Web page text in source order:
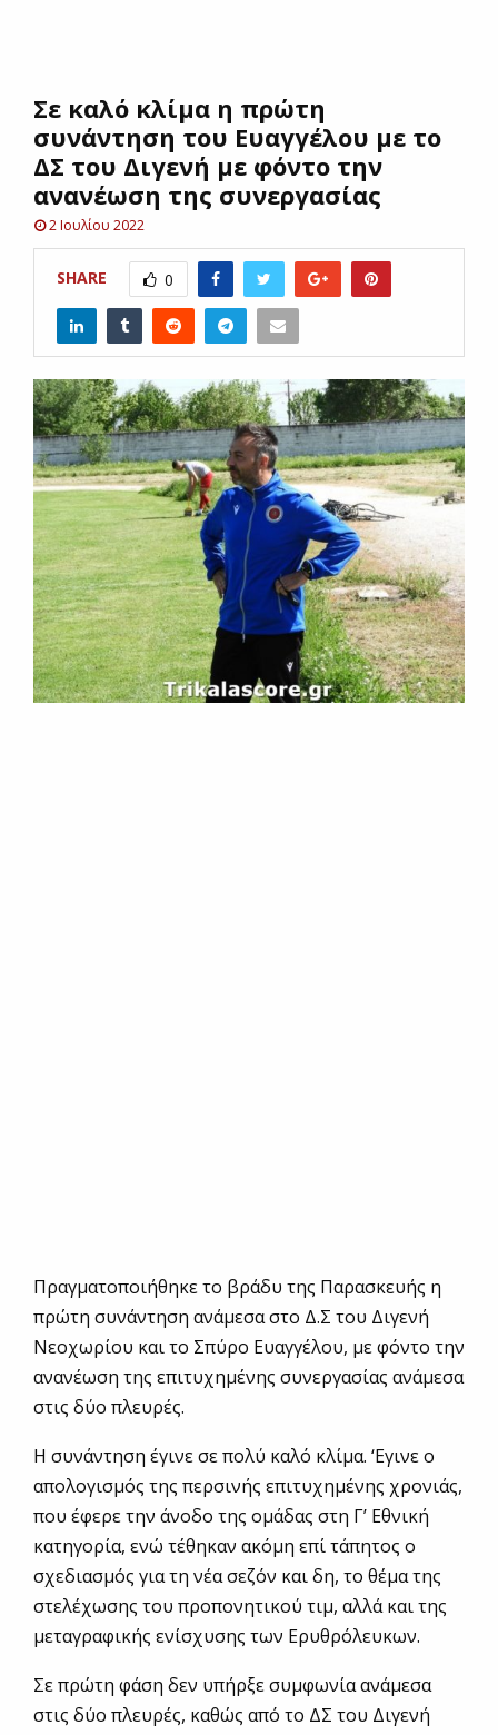
UΣε καλό κλίμα η πρώτη
συνάντηση του Ευαγγέλου με το
ΔΣ του Διγενή με φόντο την
ανανέωση της συνεργασίας
2 Ιουλίου 2022
SHARE 0
Πραγματοποιήθηκε το βράδυ της Παρασκευής η
πρώτη συνάντηση ανάμεσα στο Δ.Σ του Διγενή
Νεοχωρίου και το Σπύρο Ευαγγέλου, με φόντο την
ανανέωση της επιτυχημένης συνεργασίας ανάμεσα
στις δύο πλευρές.
Η συνάντηση έγινε σε πολύ καλό κλίμα. ‘Εγινε ο
απολογισμός της περσινής επιτυχημένης χρονιάς,
που έφερε την άνοδο της ομάδας στη Γ’ Εθνική
κατηγορία, ενώ τέθηκαν ακόμη επί τάπητος ο
σχεδιασμός για τη νέα σεζόν και δη, το θέμα της
στελέχωσης του προπονητικού τιμ, αλλά και της
μεταγραφικής ενίσχυσης των Ερυθρόλευκων.
Σε πρώτη φάση δεν υπήρξε συμφωνία ανάμεσα
στις δύο πλευρές, καθώς από το ΔΣ του Διγενή